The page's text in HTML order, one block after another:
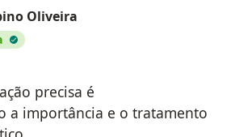
Oliveira
precisa é
a importância e o tratamento